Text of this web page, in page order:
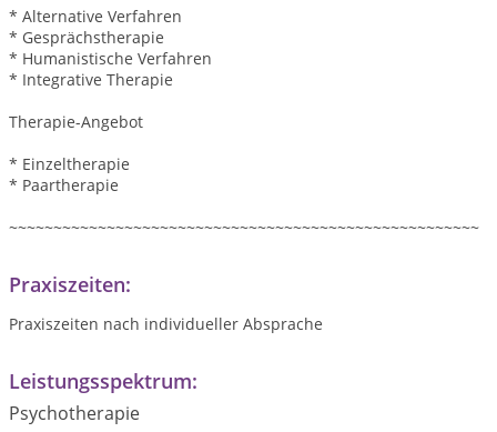
* Alternative Verfahren
* Gesprächstherapie
* Humanistische Verfahren
* Integrative Therapie
Therapie-Angebot
* Einzeltherapie
* Paartherapie
~~~~~~~~~~~~~~~~~~~~~~~~~~~~~~~~~~~~~~~~~~~~~~~~~~~~~
Praxiszeiten:
Praxiszeiten nach individueller Absprache
Leistungsspektrum:
Psychotherapie